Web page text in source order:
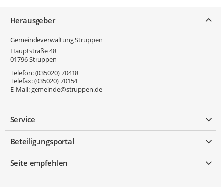
Herausgeber
Gemeindeverwaltung Struppen
Hauptstraße 48
01796Struppen
Telefon:(035020) 70418
Telefax:(035020) 70154
E-Mail:gemeinde@struppen.de
Service
Beteiligungsportal
Seite empfehlen